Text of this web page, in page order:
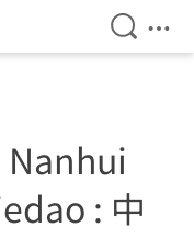
検索を
メ
Nanhui
: 中